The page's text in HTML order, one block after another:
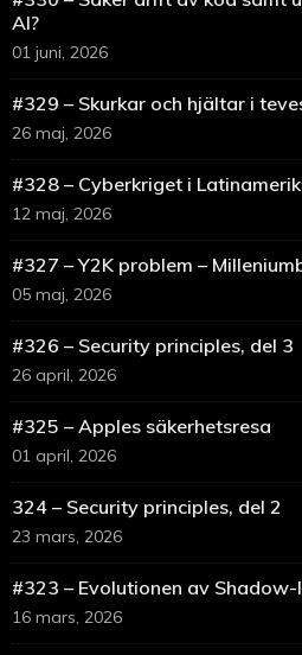
AI?
01 juni, 2026
#329 – Skurkar och hjältar i
26 maj, 2026
#328 – Cyberkriget i
12 maj, 2026
#327 – Y2K problem –
05 maj, 2026
#326 – Security principles, del 3
26 april, 2026
#325 – Apples säkerhetsresa
01 april, 2026
324 – Security principles, del 2
23 mars, 2026
#323 – Evolutionen av Shadow-
16 mars, 2026